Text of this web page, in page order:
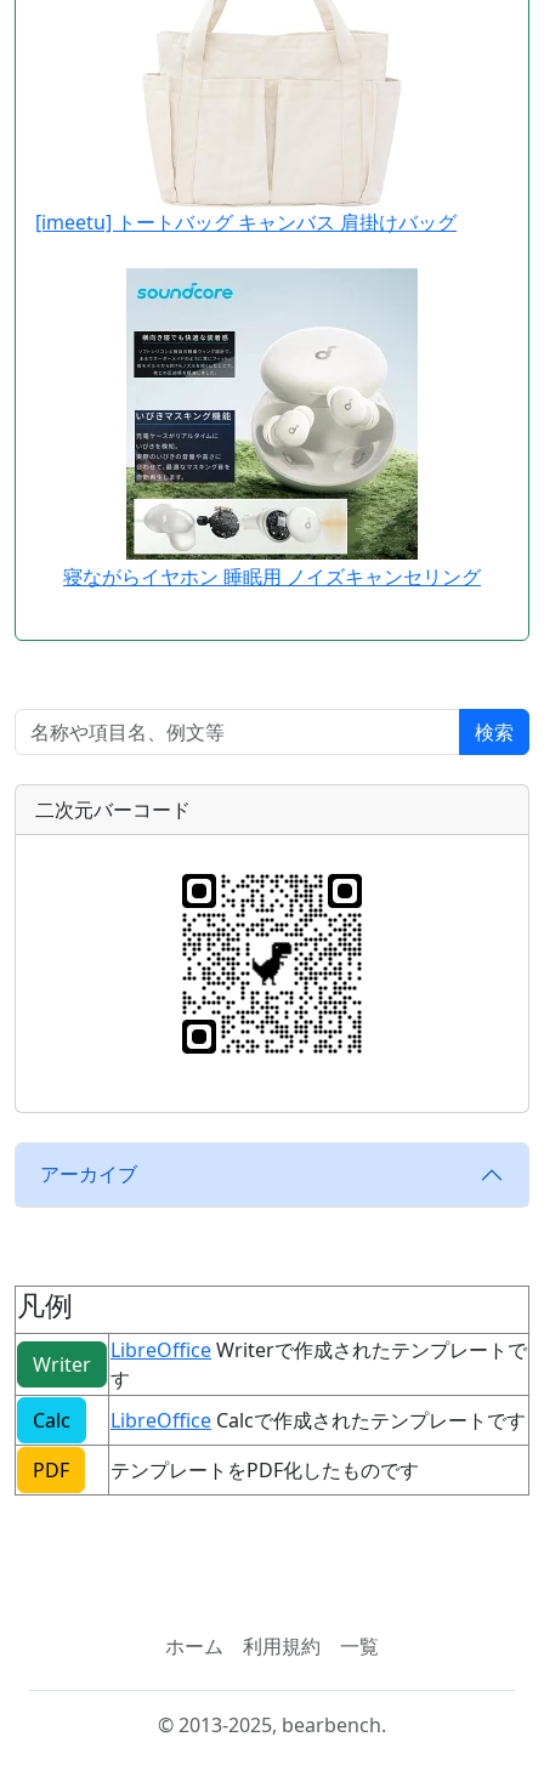
[imeetu] トートバッグ キャンバス 肩掛けバッグ
寝ながらイヤホン 睡眠用 ノイズキャンセリング
検索
二次元バーコード
アーカイブ
凡例
Writer
LibreOfficeWriterで作成されたテンプレートで
す
Calc
LibreOffice Calcで作成されたテンプレートです
PDF
テンプレートをPDF化したものです
ホーム 利用規約 一覧
© 2013-2025, bearbench.